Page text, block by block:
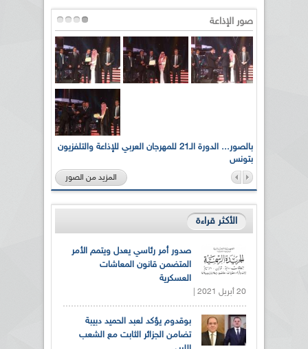
صور الإذاعة
بالصور... الدورة الـ21 للمهرجان العربي للإذاعة والتلفزيون
بتونس
المزيد من الصور
الأكثر قراءة
صدور أمر رئاسي يعدل ويتمم الأمر
المتضمن قانون المعاشات
العسكرية
20 أبريل 2021 |
بوقدوم يؤكد لعبد الحميد دبيبة
تضامن الجزائر الثابت مع الشعب